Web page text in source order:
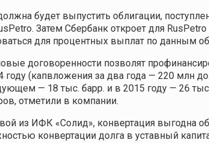
будет выпустить облигации,
Затем Сбербанк откроет для
для процентных выплат по данным
договоренности позволят
году (капвложения за два года — 220 млн
— 18 тыс. барр. и в 2015 году — 26
отметили в компании.
из ИФК «Солид», конвертация выгодна
конвертации долга в уставный